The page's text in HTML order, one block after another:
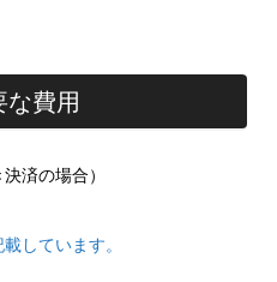
費用
済の場合）
しています。